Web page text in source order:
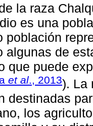
la raza
es una
población
algunas de
que puede
et al ., 2013). La
destinadas
los